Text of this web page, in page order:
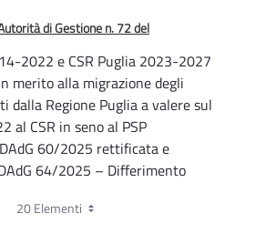
di Gestione n. 72 del
2022 e CSR Puglia 2023-2027
merito alla migrazione degli
dalla Regione Puglia a valere sul
al CSR in seno al PSP
60/2025 rettificata e
64/2025 – Differimento
20 Elementi